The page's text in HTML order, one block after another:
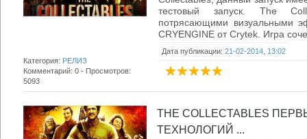
тестовый запуск. The
потрясающими визуальными
CRYENGINE от Crytek. Игра
Дата публикации: 21-02-2014, 13:02
Категория: РЕЛИЗ
Комментарий: 0 - Просмотров:
5093
THE COLLECTABLES
ТЕХНОЛОГИЙ ...